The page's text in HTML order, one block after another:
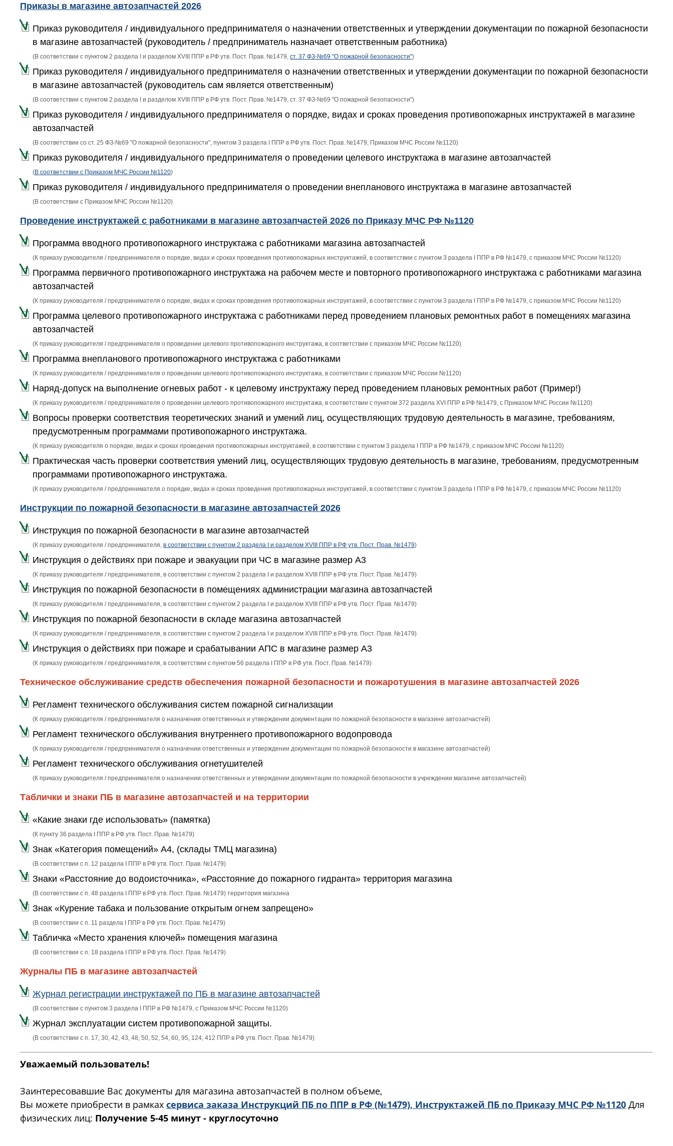
Приказы в магазине автозапчастей 2026
Приказ руководителя / индивидуального предпринимателя о назначении ответственных и утверждении документации по пожарной безопасности
в магазине автозапчастей (руководитель / предприниматель назначает ответственным работника)
(В соответствии с пунктом 2 раздела I и разделом XVIII ППР в РФ утв. Пост. Прав. №1479, ст. 37 ФЗ-№69 "О пожарной безопасности")
Приказ руководителя / индивидуального предпринимателя о назначении ответственных и утверждении документации по пожарной безопасности
в магазине автозапчастей (руководитель сам является ответственным)
(В соответствии с пунктом 2 раздела I и разделом XVIII ППР в РФ утв. Пост. Прав. №1479, ст. 37 ФЗ-№69 "О пожарной безопасности")
Приказ руководителя / индивидуального предпринимателя о порядке, видах и сроках проведения противопожарных инструктажей в магазине
автозапчастей
(В соответствии со ст. 25 ФЗ-№69 "О пожарной безопасности", пунктом 3 раздела I ППР в РФ утв. Пост. Прав. №1479, Приказом МЧС России №1120)
Приказ руководителя / индивидуального предпринимателя о проведении целевого инструктажа в магазине автозапчастей
(В соответствии с Приказом МЧС России №1120)
Приказ руководителя / индивидуального предпринимателя о проведении внепланового инструктажа в магазине автозапчастей
(В соответствии с Приказом МЧС России №1120)
Проведение инструктажей с работниками в магазине автозапчастей 2026 по Приказу МЧС РФ №1120
Программа вводного противопожарного инструктажа с работниками магазина автозапчастей
(К приказу руководителя / предпринимателя о порядке, видах и сроках проведения противопожарных инструктажей, в соответствии с пунктом 3 раздела I ППР в РФ №1479, с приказом МЧС России №1120)
Программа первичного противопожарного инструктажа на рабочем месте и повторного противопожарного инструктажа с работниками магазина
автозапчастей
(К приказу руководителя / предпринимателя о порядке, видах и сроках проведения противопожарных инструктажей, в соответствии с пунктом 3 раздела I ППР в РФ №1479, с приказом МЧС России №1120)
Программа целевого противопожарного инструктажа с работниками перед проведением плановых ремонтных работ в помещениях магазина
автозапчастей
(К приказу руководителя / предпринимателя о проведении целевого противопожарного инструктажа, в соответствии с приказом МЧС России №1120)
Программа внепланового противопожарного инструктажа с работниками
(К приказу руководителя / предпринимателя о проведении целевого противопожарного инструктажа, в соответствии с приказом МЧС России №1120)
Наряд-допуск на выполнение огневых работ - к целевому инструктажу перед проведением плановых ремонтных работ (Пример!)
(К приказу руководителя / предпринимателя о проведении целевого противопожарного инструктажа, в соответствии с пунктом 372 раздела XVI ППР в РФ №1479, c Приказом МЧС России №1120)
Вопросы проверки соответствия теоретических знаний и умений лиц, осуществляющих трудовую деятельность в магазине, требованиям,
предусмотренным программами противопожарного инструктажа.
(К приказу руководителя о порядке, видах и сроках проведения противопожарных инструктажей, в соответствии с пунктом 3 раздела I ППР в РФ №1479, с приказом МЧС России №1120)
Практическая часть проверки соответствия умений лиц, осуществляющих трудовую деятельность в магазине, требованиям, предусмотренным
программами противопожарного инструктажа.
(К приказу руководителя / предпринимателя о порядке, видах и сроках проведения противопожарных инструктажей, в соответствии с пунктом 3 раздела I ППР в РФ №1479, с приказом МЧС России №1120)
Инструкции по пожарной безопасности в магазине автозапчастей 2026
Инструкция по пожарной безопасности в магазине автозапчастей
(К приказу руководителя / предпринимателя, в соответствии с пунктом 2 раздела I и разделом XVIII ППР в РФ утв. Пост. Прав. №1479)
Инструкция о действиях при пожаре и эвакуации при ЧС в магазине размер А3
(К приказу руководителя / предпринимателя, в соответствии с пунктом 2 раздела I и разделом XVIII ППР в РФ утв. Пост. Прав. №1479)
Инструкция по пожарной безопасности в помещениях администрации магазина автозапчастей
(К приказу руководителя / предпринимателя, в соответствии с пунктом 2 раздела I и разделом XVIII ППР в РФ утв. Пост. Прав. №1479)
Инструкция по пожарной безопасности в складе магазина автозапчастей
(К приказу руководителя / предпринимателя, в соответствии с пунктом 2 раздела I и разделом XVIII ППР в РФ утв. Пост. Прав. №1479)
Инструкция о действиях при пожаре и срабатывании АПС в магазине размер А3
(К приказу руководителя / предпринимателя, в соответствии с пунктом 56 раздела I ППР в РФ утв. Пост. Прав. №1479)
Техническое обслуживание средств обеспечения пожарной безопасности и пожаротушения в магазине автозапчастей 2026
Регламент технического обслуживания систем пожарной сигнализации
(К приказу руководителя / предпринимателя о назначении ответственных и утверждении документации по пожарной безопасности в магазине автозапчастей)
Регламент технического обслуживания внутреннего противопожарного водопровода
(К приказу руководителя / предпринимателя о назначении ответственных и утверждении документации по пожарной безопасности в магазине автозапчастей)
Регламент технического обслуживания огнетушителей
(К приказу руководителя / предпринимателя о назначении ответственных и утверждении документации по пожарной безопасности в учреждении магазине автозапчастей)
Таблички и знаки ПБ в магазине автозапчастей и на территории
«Какие знаки где использовать» (памятка)
(К пункту 36 раздела I ППР в РФ утв. Пост. Прав. №1479)
Знак «Категория помещений» А4, (склады ТМЦ магазина)
(В соответствии с п. 12 раздела I ППР в РФ утв. Пост. Прав. №1479)
Знаки «Расстояние до водоисточника», «Расстояние до пожарного гидранта» территория магазина
(В соответствии с п. 48 раздела I ППР в РФ утв. Пост. Прав. №1479) территория магазина
Знак «Курение табака и пользование открытым огнем запрещено»
(В соответствии с п. 11 раздела I ППР в РФ утв. Пост. Прав. №1479)
Табличка «Место хранения ключей» помещения магазина
(В соответствии с п. 18 раздела I ППР в РФ утв. Пост. Прав. №1479)
Журналы ПБ в магазине автозапчастей
Журнал регистрации инструктажей по ПБ в магазине автозапчастей
(В соответствии с пунктом 3 раздела I ППР в РФ №1479, с Приказом МЧС России №1120)
Журнал эксплуатации систем противопожарной защиты.
(В соответствии с п. 17, 30, 42, 43, 48, 50, 52, 54, 60, 95, 124, 412 ППР в РФ утв. Пост. Прав. №1479)
Уважаемый пользователь!
Заинтересовавшие Вас документы для магазина автозапчастей в полном объеме,
Вы можете приобрести в рамках сервиса заказа Инструкций ПБ по ППР в РФ (№1479), Инструктажей ПБ по Приказу МЧС РФ №1120 Для
физических лиц: Получение 5-45 минут - круглосуточно